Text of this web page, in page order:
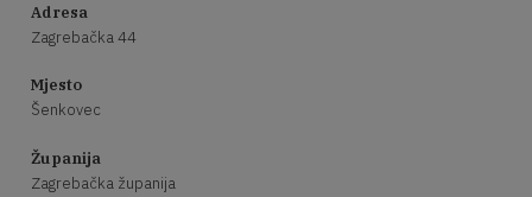
Adresa
Zagrebačka 44
Mjesto
Šenkovec
Županija
Zagrebačka županija